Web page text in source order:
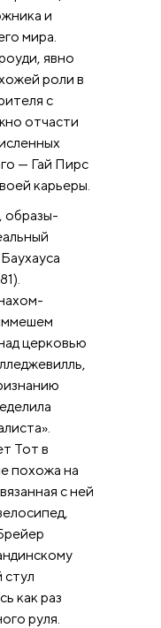
и
мира.
явно
роли в
с
отчасти
— Гай Пирс
карьеры.
образы-
церковью
Тот в
похожа на
с ней
стул
как раз
руля.